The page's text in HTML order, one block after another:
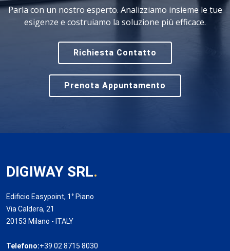
Parla con un nostro esperto. Analizziamo insieme le tue
esigenze e costruiamo la soluzione più efficace.
Richiesta Contatto
Prenota Appuntamento
DIGIWAY SRL.
Edificio Easypoint, 1° Piano
Via Caldera, 21
20153 Milano - ITALY
Telefono:+39 02 8715 8030